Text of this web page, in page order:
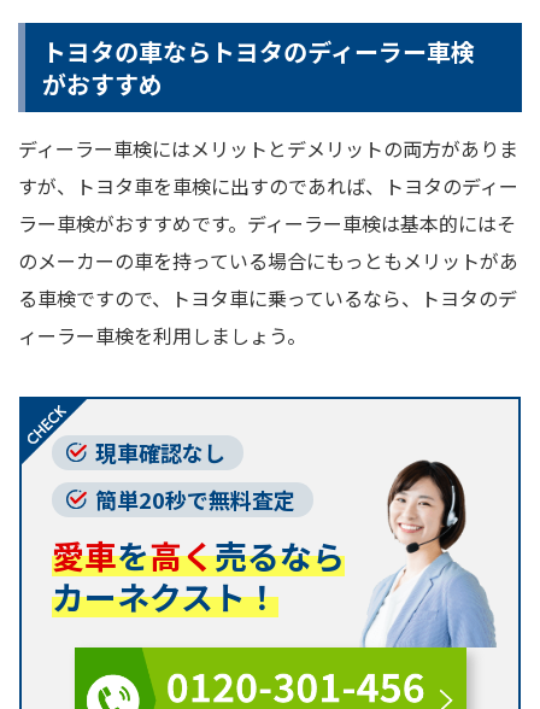
トヨタの車ならトヨタのディーラー車検
がおすすめ
ディーラー車検にはメリットとデメリットの両方がありま
すが、トヨタ車を車検に出すのであれば、トヨタのディー
ラー車検がおすすめです。ディーラー車検は基本的にはそ
のメーカーの車を持っている場合にもっともメリットがあ
る車検ですので、トヨタ車に乗っているなら、トヨタのデ
ィーラー車検を利用しましょう。
現車確認なし
簡単20秒で無料査定
愛車を高く売るなら
カーネクスト！